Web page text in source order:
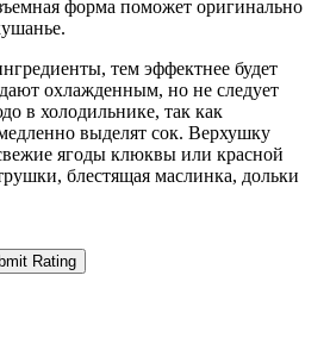
форма поможет оригинально
тем эффектнее будет
охлажденным, но не следует
в холодильнике, так как
выделят сок. Верхушку
ягоды клюквы или красной
блестящая маслинка, дольки
Rating